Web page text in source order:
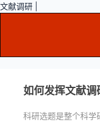
文献调研 |
如何发挥文献调
科研选题是整个科学